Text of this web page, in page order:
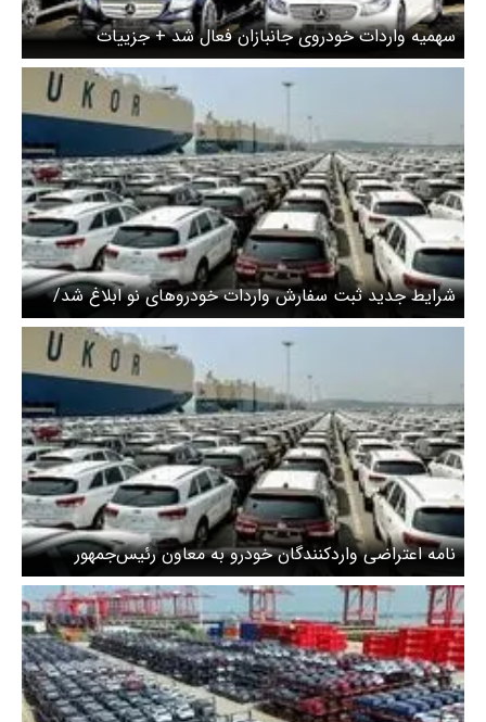
سهمیه واردات خودروی جانبازان فعال شد + جزییات
شرایط جدید ثبت سفارش واردات خودروهای نو ابلاغ شد/
متقاضیان بخوانند
نامه اعتراضی واردکنندگان خودرو به معاون رئیس‌جمهور